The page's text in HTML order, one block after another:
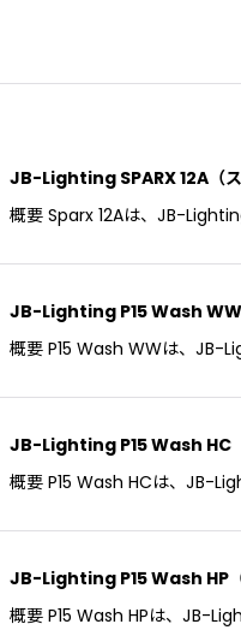
JB-Lighting SPARX 12A（ス
概要 Sparx 12Aは、JB-
JB-Lighting P15 Wash WW
概要 P15 Wash WWは、JB-
JB-Lighting P15 Wash HC（
概要 P15 Wash HCは、JB-
JB-Lighting P15 Wash HP（
概要 P15 Wash HPは、JB-